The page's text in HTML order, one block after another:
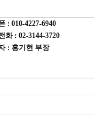
: 010-4227-6940
화 : 02-3144-3720
: 홍기현 부장